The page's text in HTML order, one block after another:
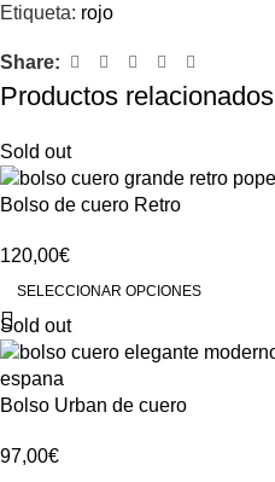
Etiqueta: rojo
Share:
Productos relacionados
Sold out
Bolso de cuero Retro
120,00€
SELECCIONAR OPCIONES
Sold out
Bolso Urban de cuero
97,00€